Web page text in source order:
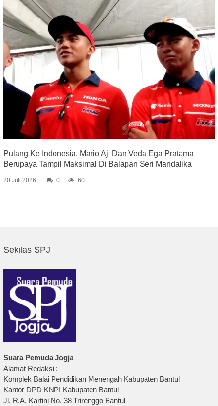
Pulang Ke Indonesia, Mario Aji Dan Veda Ega Pratama
Berupaya Tampil Maksimal Di Balapan Seri Mandalika
20 Juli 2026 0 60
Sekilas SPJ
Suara Pemuda Jogja
Alamat Redaksi :
Komplek Balai Pendidikan Menengah Kabupaten Bantul
Kantor DPD KNPI Kabupaten Bantul
Jl. R.A. Kartini No. 38 Trirenggo Bantul